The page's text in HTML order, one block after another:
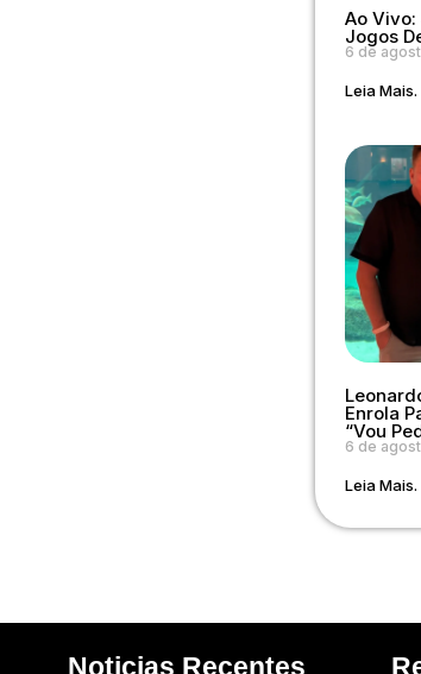
Ao Vivo:
Jogos
6 de
Leia Mais.
Enrola
“Vou
6 de
Leia Mais.
Noticias Recentes